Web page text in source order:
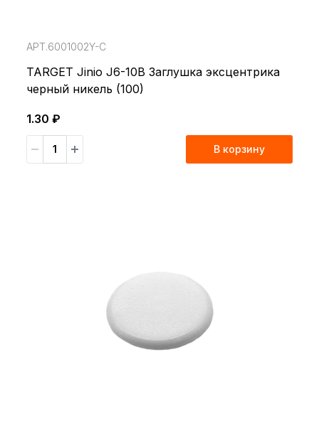
АРТ.6001002Y-C
TARGET Jinio J6-10B Заглушка эксцентрика
черный никель (100)
1.30 ₽
В корзину